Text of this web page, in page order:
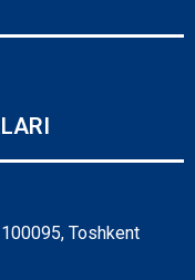
Toshkent